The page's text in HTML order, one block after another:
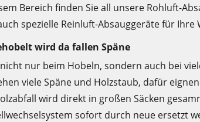
Bereich finden Sie all unsere Rohluft-
spezielle Reinluft-Absauggeräte für Ihre
wird da fallen Späne
nur beim Hobeln, sondern auch bei
viele Späne und Holzstaub, dafür
wird direkt in großen Säcken
sofort durch neue ersetzt